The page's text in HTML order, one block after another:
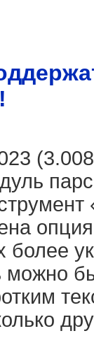
более
можно